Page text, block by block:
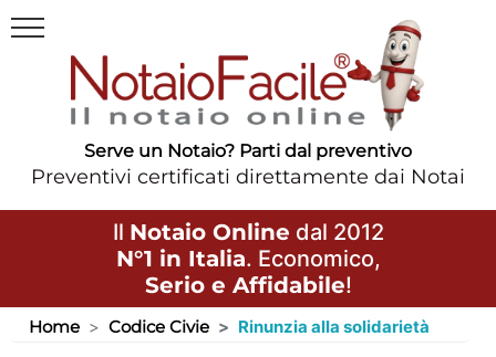
Serve un Notaio? Parti dal preventivo
Preventivi certificati direttamente dai Notai
Il Notaio Online dal 2012
N°1 in Italia. Economico,
Serio e Affidabile!
Home Codice Civie Rinunzia alla solidarietà